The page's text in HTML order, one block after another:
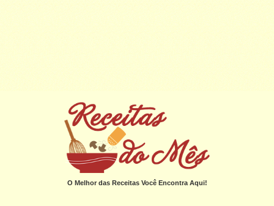
O Melhor das Receitas Você Encontra Aqui!